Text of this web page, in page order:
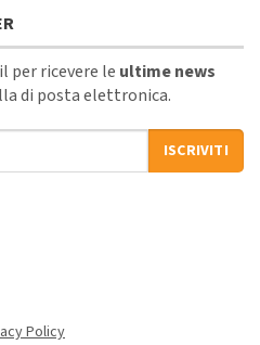
per ricevere le ultime news
di posta elettronica.
ISCRIVITI
Policy